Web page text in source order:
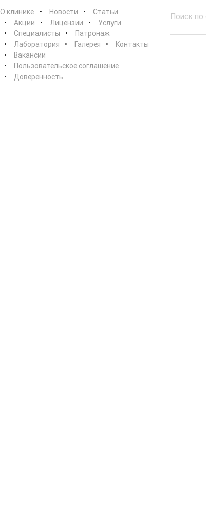
О клинике Новости
Статьи
Акции
Лицензии
Услуги
Специалисты
Патронаж
Лаборатория
Галерея
Контакты
Вакансии
Пользовательское соглашение
Доверенность